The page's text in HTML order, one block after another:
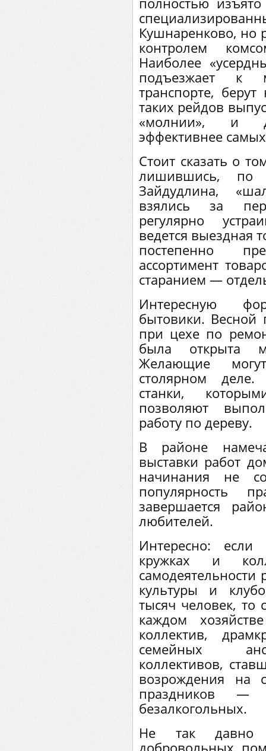
Кушнаренково, но
контролем
Наиболее
подъезжает к
транспорте,
таких рейдов
«молнии», и
эффективнее
Стоит сказать о
лишившись, по
Зайдудлина,
взялись за
регулярно
ведется выездная
постепенно
ассортимент
старанием —
Интересную
бытовики. Весной
при цехе по
была открыта
Желающие
столярном деле.
станки,
позволяют
работу по дереву.
В районе
выставки работ
начинания не
популярность
завершается
любителей.
Интересно:
кружках и
культуры и
тысяч человек, то
каждом
коллектив,
семейных
коллективов,
возрождения на
праздников —
безалкогольных.
Не так давно
добровольных